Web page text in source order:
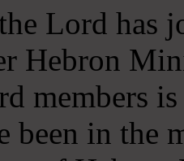
Lord has
Hebron
members
been in